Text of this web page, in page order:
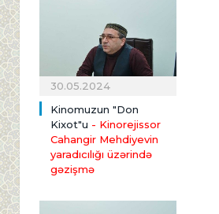
30.05.2024
Kinomuzun "Don
Kixot"u - Kinorejissor
Cahangir Mehdiyevin
yaradıcılığı üzərində
gəzişmə